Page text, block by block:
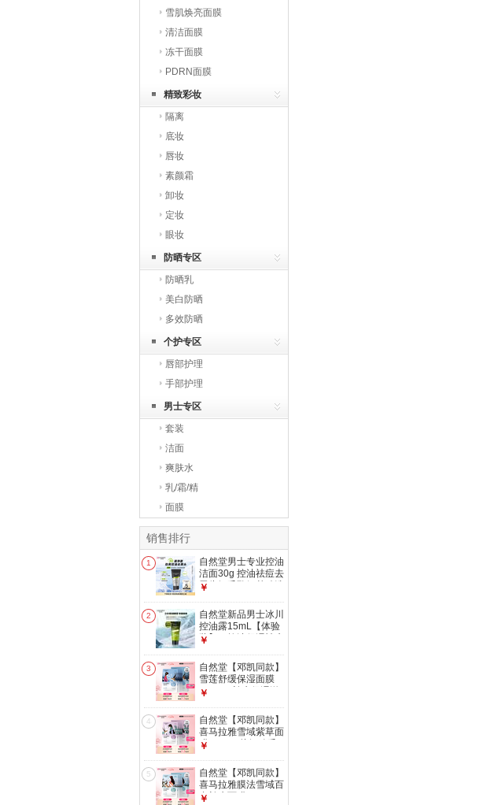
雪肌焕亮面膜
清洁面膜
冻干面膜
PDRN面膜
精致彩妆
隔离
底妆
唇妆
素颜霜
卸妆
定妆
眼妆
防晒专区
防晒乳
美白防晒
多效防晒
个护专区
唇部护理
手部护理
男士专区
套装
洁面
爽肤水
乳/霜/精
面膜
销售排行
1
自然堂男士专业控油
洁面30g 控油祛痘去
黑头细毛孔氨基酸洗
￥
2
自然堂新品男士冰川
控油露15mL【体验
装】（控油保湿祛痘
￥
3
自然堂【邓凯同款】
雪莲舒缓保湿面膜
26ml*5 补水保湿滋
￥
4
自然堂【邓凯同款】
喜马拉雅雪域紫草面
膜26ml*5片细致毛
￥
5
自然堂【邓凯同款】
喜马拉雅膜法雪域百
合补水面膜26ml*5
￥